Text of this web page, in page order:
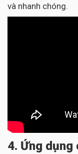
và nhanh chóng.
4. Ứng dụng